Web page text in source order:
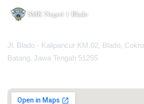
Jl. Blado - Kalipancur KM.02, Blado,
Batang, Jawa Tengah 51255